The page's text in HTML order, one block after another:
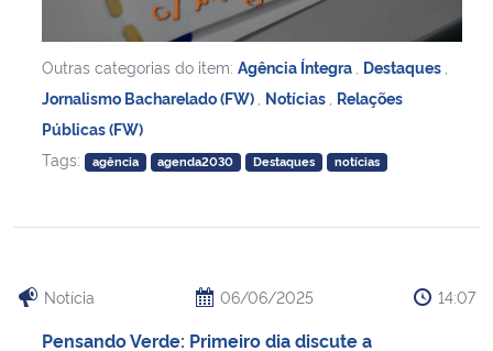
Outras categorias do item: Agência Íntegra Destaques
Jornalismo Bacharelado (FW) Notícias Relações
Públicas (FW)
Tags:
agência agenda2030 Destaques notícias
Notícia 06/06/2025 14:07
Pensando Verde: Primeiro dia discute a